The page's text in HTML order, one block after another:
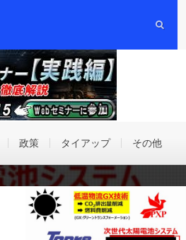
政策 タイアップ その他